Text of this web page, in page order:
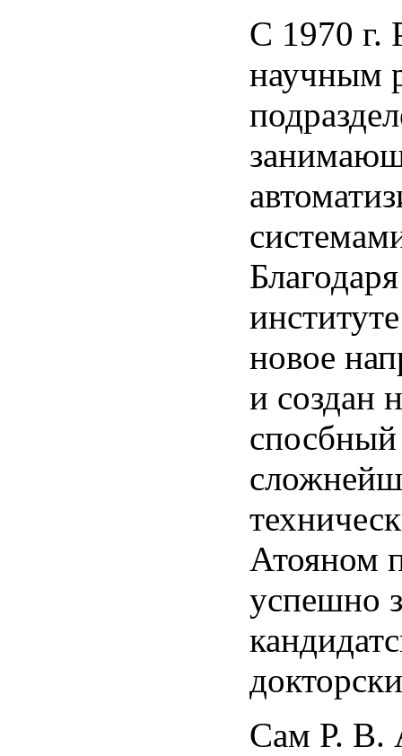
С 1970 г.
научным
новое
и создан
Атояном
успешно
Сам Р. В.